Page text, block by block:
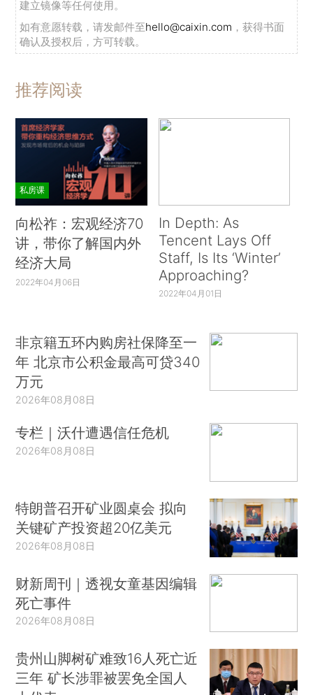
建立镜像等任何使用。
如有意愿转载，请发邮件至hello@caixin.com ，获得书面
确认及授权后，方可转载。
推荐阅读
私房课
向松祚：宏观经济70
讲，带你了解国内外
经济大局
2022年04月06日
In Depth: As
Tencent Lays Off
Staff, Is Its ‘Winter’
Approaching?
2022年04月01日
非京籍五环内购房社保降至一
年 北京市公积金最高可贷340
万元
2026年08月08日
专栏｜沃什遭遇信任危机
2026年08月08日
特朗普召开矿业圆桌会 拟向
关键矿产投资超20亿美元
2026年08月08日
财新周刊｜透视女童基因编辑
死亡事件
2026年08月08日
贵州山脚树矿难致16人死亡近
三年 矿长涉罪被罢免全国人